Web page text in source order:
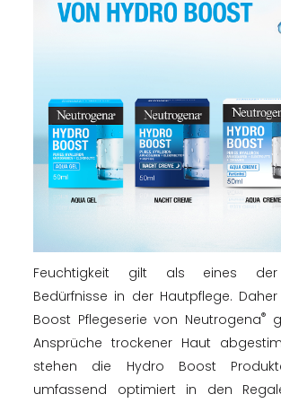
Feuchtigkeit gilt als eines der
Bedürfnisse in der Hautpflege.
Boost Pflegeserie von Neutrogena®
Ansprüche trockener Haut
stehen die Hydro Boost
umfassend optimiert in den